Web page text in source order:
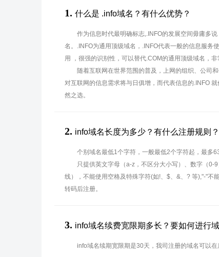
1. 什么是 .info域名？有什么优势？
作为信息时代最明确标志,.INFO的发展空间毋庸多
名。.INFO为通用顶级域名，.INFO代表一般的信息服务
用 ，很强的识别性，可以替代.COM的通用顶级域名，非
随着互联网在世界范围的普及，上网的组织、公司
对互联网的信息需求将与日俱增，而代表信息的.INFO
然之选。
2. info域名长度为多少？有什么注册规则？
个别域名最低1个字符，一般最低2个字符起，最多63
只提供英文字母（a-z，不区分大小写）、数字（0-
线），不能使用空格及特殊字符(如!、$、&、? 等),"-"不
转码后注册。
3. info域名续费宽限期多长？要如何进行
info域名续期宽限期是30天，我司注册的域名可以在